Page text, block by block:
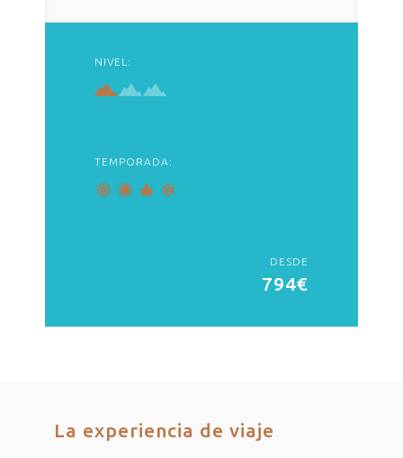
NIVEL:
TEMPORADA:
DESDE
794€
La experiencia de viaje